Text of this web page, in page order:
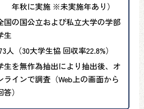
年秋に実施 ※未実施年あり）
国の国公立および私立大学の学部
生
人（30大学生協 回収率22.8%）
生を無作為抽出により抽出後、オ
ラインで調査（Web上の画面から
答）